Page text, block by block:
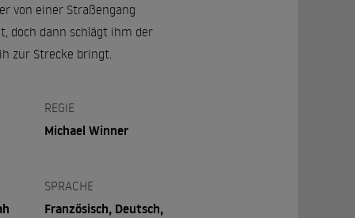
von einer Straßengang
doch dann schlägt ihm der
zur Strecke bringt.
REGIE
Michael Winner
SPRACHE
Französisch, Deutsch,